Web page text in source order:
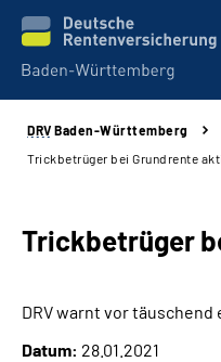
Beratung und Kontakt
Karriere
DRV Baden-Württemberg
Trickbetrüger bei Grundrente
Trickbetrüger
DRV warnt vor
Datum: 28.01.2021